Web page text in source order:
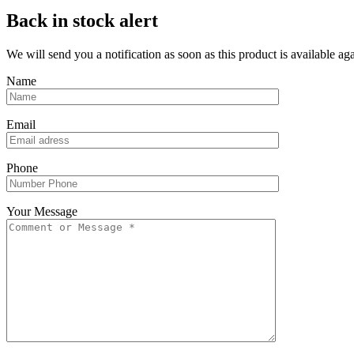
Back in stock alert
We will send you a notification as soon as this product is available
Name
Email
Phone
Your Message